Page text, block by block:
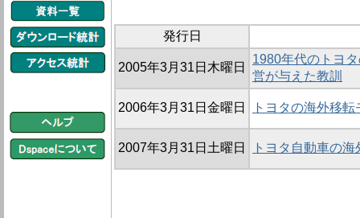
発行日
2005年3月31日木曜日
1980年代のトヨ
営が与えた教訓
2006年3月31日金曜日 トヨタの海外移転
2007年3月31日土曜日 トヨタ自動車の